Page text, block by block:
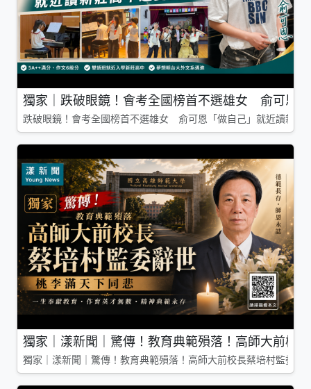
獨家｜跌破眼鏡！會考全國榜首不選雄女 俞可恩
跌破眼鏡！會考全國榜首不選雄女 俞可恩「做自己」就近讀新莊
獨家｜漾新聞｜驚傳！教育典範殞落！高師大前校
獨家｜漾新聞｜驚傳！教育典範殞落！高師大前校長蔡培村監委